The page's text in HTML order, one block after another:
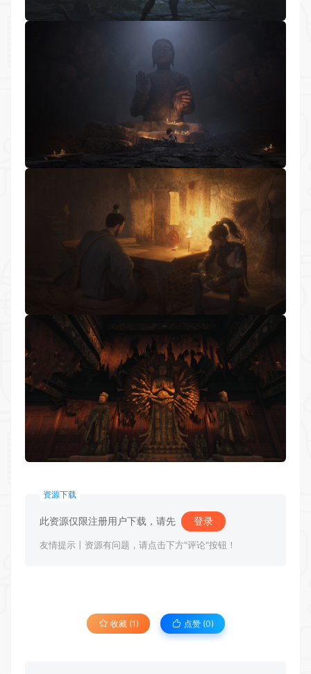
资源下载
此资源仅限注册用户下载，请先 登录
友情提示丨资源有问题，请点击下方"评论"按钮！
收藏 (1) 点赞 (0)